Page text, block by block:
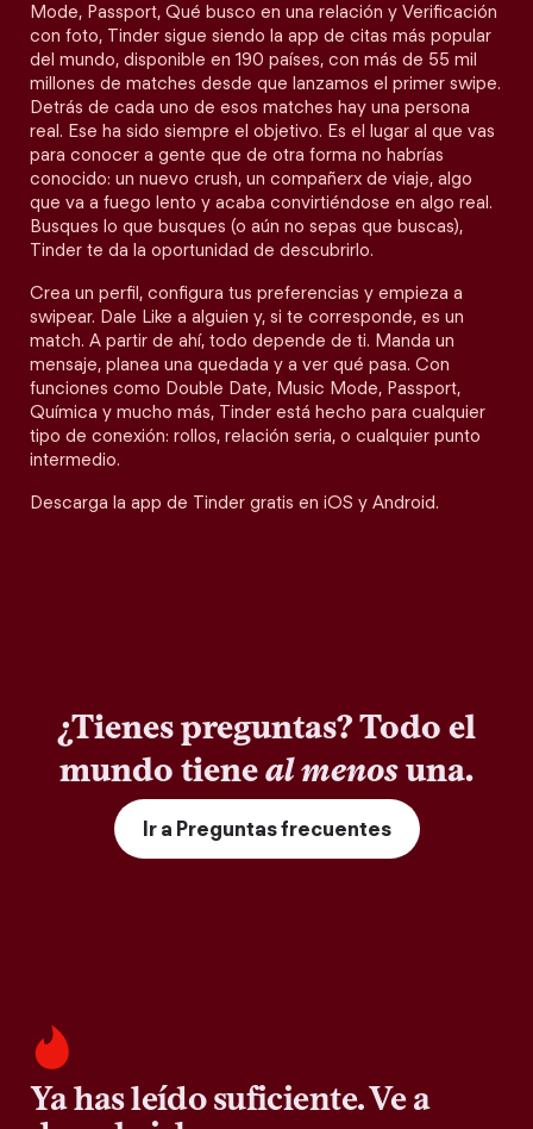
Mode, Passport, Qué busco en una relación y Verificación
con foto, Tinder sigue siendo la app de citas más popular
del mundo, disponible en 190 países, con más de 55 mil
millones de matches desde que lanzamos el primer swipe.
Detrás de cada uno de esos matches hay una persona
real. Ese ha sido siempre el objetivo. Es el lugar al que vas
para conocer a gente que de otra forma no habrías
conocido: un nuevo crush, un compañerx de viaje, algo
que va a fuego lento y acaba convirtiéndose en algo real.
Busques lo que busques (o aún no sepas que buscas),
Tinder te da la oportunidad de descubrirlo.
Crea un perfil, configura tus preferencias y empieza a
swipear. Dale Like a alguien y, si te corresponde, es un
match. A partir de ahí, todo depende de ti. Manda un
mensaje, planea una quedada y a ver qué pasa. Con
funciones como Double Date, Music Mode, Passport,
Química y mucho más, Tinder está hecho para cualquier
tipo de conexión: rollos, relación seria, o cualquier punto
intermedio.
Descarga la app de Tinder gratis en iOS y Android.
¿Tienes preguntas? Todo el
mundo tieneal menosuna.
Ir a Preguntas frecuentes
Ya has leído suficiente. Ve a